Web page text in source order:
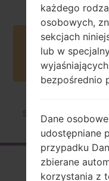
Buy
Strona startowa
każdego
osobowych,
sekcjach
lub w
bezpośrednio
Dane
udostępniane
przypadku
zbierane
korzystania z